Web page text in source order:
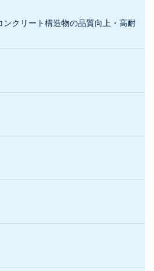
ンクリート構造物の品質向上・高耐